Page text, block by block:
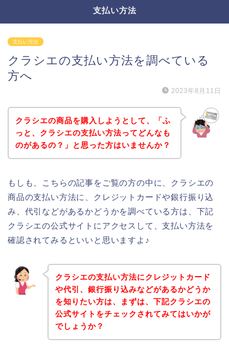
支払い方法
支払い方法
クラシエの支払い方法を調べている
方へ
2023年8月11日
クラシエの商品を購入しようとして、「ふ
っと、クラシエの支払い方法ってどんなも
のがあるの？」と思った方はいませんか？
もしも、こちらの記事をご覧の方の中に、クラシエの
商品の支払い方法に、クレジットカードや銀行振り込
み、代引などがあるかどうかを調べている方は、下記
クラシエの公式サイトにアクセスして、支払い方法を
確認されてみるといいと思いますよ♪
クラシエの支払い方法にクレジットカード
や代引、銀行振り込みなどがあるかどうか
を知りたい方は、まずは、下記クラシエの
公式サイトをチェックされてみてはいかが
でしょうか？